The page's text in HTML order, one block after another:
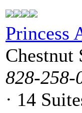
Princess
Chestnut
828-258-
· 14